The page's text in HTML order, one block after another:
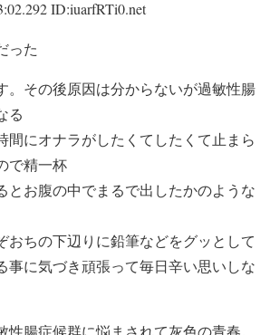
ID:iuarfRTi0.net
った
その後原因は分からないが過敏性腸
る
間にオナラがしたくてしたくて止まら
で精一杯
とお腹の中でまるで出したかのような
おちの下辺りに鉛筆などをグッとして
事に気づき頑張って毎日辛い思いしな
腸症候群に悩まされて灰色の青春。